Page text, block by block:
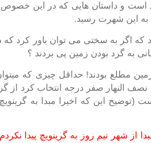
است و داستان هایی که در این
به این شهرت رسید.
می شود که اگر به سختی می توان باور کرد
زمین مطلع بودند! حداقل چیزی که
به عنوان نصف النهار صفر درجه انتخاب کرد از
این که اخیرا مبدا به
مبدا از شهر نیم روز به گرینویچ پیدا